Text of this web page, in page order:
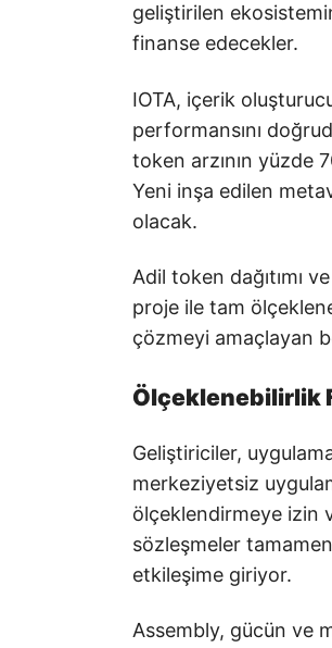
geliştirilen
finanse edecekler.
IOTA, içerik
performansını
token arzının yüzde
Yeni inşa edilen
olacak.
Adil token dağıtımı
proje ile tam
çözmeyi amaçlayan
Ölçeklenebilirlik
Geliştiriciler,
merkeziyetsiz
ölçeklendirmeye izin
sözleşmeler
etkileşime giriyor.
Assembly, gücün ve